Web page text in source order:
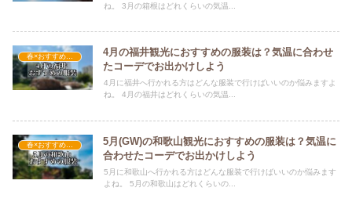
ね。 3月の箱根はどれくらいの気温...
4月の福井観光におすすめの服装は？気温に合わせ
たコーデでお出かけしよう
4月に福井へ行かれる方はどんな服装で行けばいいのか悩みますよ
ね。 4月の福井はどれくらいの気温...
春×おすすめの服装
5月(GW)の和歌山観光におすすめの服装は？気温に
合わせたコーデでお出かけしよう
5月に和歌山へ行かれる方はどんな服装で行けばいいのか悩みます
よね。 5月の和歌山はどれくらいの...